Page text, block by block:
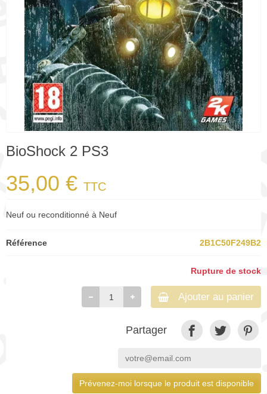
BioShock 2 PS3
35,00 € TTC
Neuf ou reconditionné à Neuf
Référence 2B1C50F249B2
Rupture de stock
Ajouter au panier
Partager
Prévenez-moi lorsque le produit est disponible